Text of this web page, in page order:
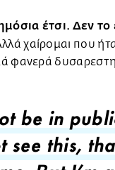
έτσι. Δεν το
χαίρομαι που
φανερά
be in
see this,